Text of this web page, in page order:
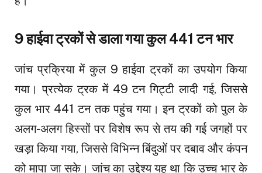
9 हाईवा ट्रकों से डाला गया कुल 441 टन भार
जांच प्रक्रिया में कुल 9 हाईवा ट्रकों का उपयोग किया
गया। प्रत्येक ट्रक में 49 टन गिट्टी लादी गई, जिससे
कुल भार 441 टन तक पहुंच गया। इन ट्रकों को पुल के
अलग-अलग हिस्सों पर विशेष रूप से तय की गई जगहों पर
खड़ा किया गया, जिससे विभिन्न बिंदुओं पर दबाव और कंपन
को मापा जा सके। जांच का उद्देश्य यह था कि उच्च भार के